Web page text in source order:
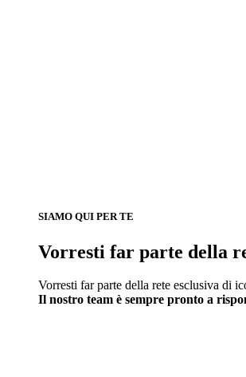
SIAMO QUI PER TE
Vorresti far parte della
Vorresti far parte della rete esclusiva di
Il nostro team è sempre pronto a